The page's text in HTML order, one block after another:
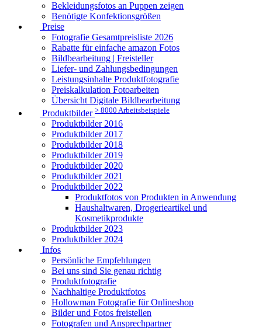
Bekleidungsfotos an Puppen zeigen
Benötigte Konfektionsgrößen
Preise
Fotografie Gesamtpreisliste 2026
Rabatte für einfache amazon Fotos
Bildbearbeitung | Freisteller
Liefer- und Zahlungsbedingungen
Leistungsinhalte Produktfotografie
Preiskalkulation Fotoarbeiten
Übersicht Digitale Bildbearbeitung
Produktbilder > 8000 Arbeitsbeispiele
Produktbilder 2016
Produktbilder 2017
Produktbilder 2018
Produktbilder 2019
Produktbilder 2020
Produktbilder 2021
Produktbilder 2022
Produktfotos von Produkten in Anwendung
Haushaltwaren, Drogerieartikel und
Kosmetikprodukte
Produktbilder 2023
Produktbilder 2024
Infos
Persönliche Empfehlungen
Bei uns sind Sie genau richtig
Produktfotografie
Nachhaltige Produktfotos
Hollowman Fotografie für Onlineshop
Bilder und Fotos freistellen
Fotografen und Ansprechpartner